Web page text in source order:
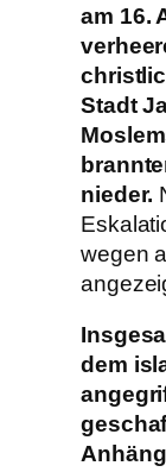
am 16.
Stadt
nieder.
wegen
dem